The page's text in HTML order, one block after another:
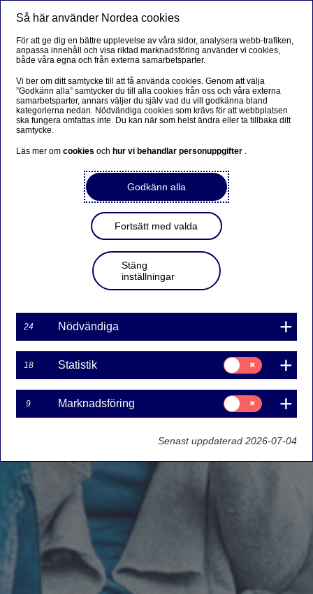
Så här använder Nordea cookies
För att ge dig en bättre upplevelse av våra sidor, analysera webb-trafiken,
anpassa innehåll och visa riktad marknadsföring använder vi cookies,
både våra egna och från externa samarbetsparter.
Vi ber om ditt samtycke till att få använda cookies. Genom att välja
”Godkänn alla” samtycker du till alla cookies från oss och våra externa
samarbetsparter, annars väljer du själv vad du vill godkänna bland
kategorierna nedan. Nödvändiga cookies som krävs för att webbplatsen
ska fungera omfattas inte. Du kan när som helst ändra eller ta tillbaka ditt
samtycke.
Läs mer omcookiesoch hur vi behandlar personuppgifter .
Godkänn alla
Fortsätt med valda
Stäng
inställningar
24 Nödvändiga
18 Statistik
Samtycke
för:
Statistik
9 Marknadsföring
Samtycke
för:
Marknadsföring
Senast uppdaterad 2026-07-04